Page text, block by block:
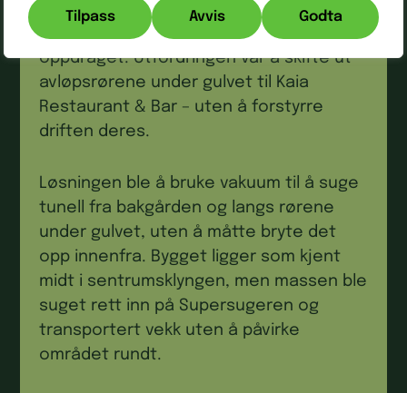
Tilpass Avvis Godta
Tromsø sentrum opplevde nettopp
dette, og vi ble kontaktet for å ta del i
oppdraget. Utfordringen var å skifte ut
avløpsrørene under gulvet til Kaia
Restaurant & Bar – uten å forstyrre
driften deres.
Løsningen ble å bruke vakuum til å suge
tunell fra bakgården og langs rørene
under gulvet, uten å måtte bryte det
opp innenfra. Bygget ligger som kjent
midt i sentrumsklyngen, men massen ble
suget rett inn på Supersugeren og
transportert vekk uten å påvirke
området rundt.